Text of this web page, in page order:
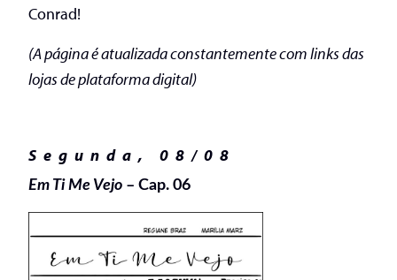
Conrad!
(A página é atualizada constantemente com links das
lojas de plataforma digital)
Segunda, 08/08
Em Ti Me Vejo – Cap. 06